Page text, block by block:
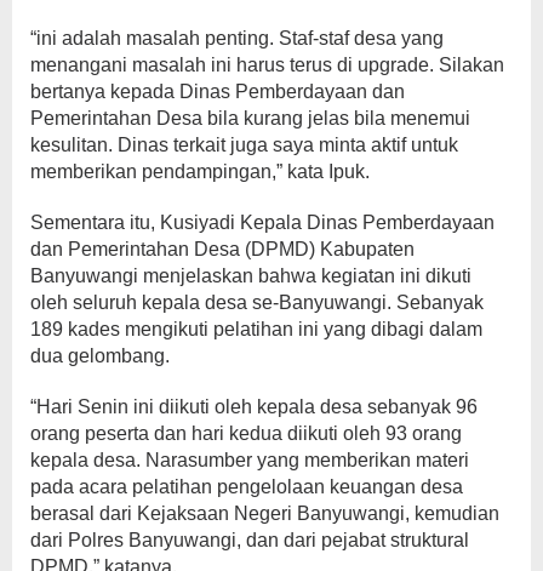
“ini adalah masalah penting. Staf-staf desa yang
menangani masalah ini harus terus di upgrade. Silakan
bertanya kepada Dinas Pemberdayaan dan
Pemerintahan Desa bila kurang jelas bila menemui
kesulitan. Dinas terkait juga saya minta aktif untuk
memberikan pendampingan,” kata Ipuk.
Sementara itu, Kusiyadi Kepala Dinas Pemberdayaan
dan Pemerintahan Desa (DPMD) Kabupaten
Banyuwangi menjelaskan bahwa kegiatan ini dikuti
oleh seluruh kepala desa se-Banyuwangi. Sebanyak
189 kades mengikuti pelatihan ini yang dibagi dalam
dua gelombang.
“Hari Senin ini diikuti oleh kepala desa sebanyak 96
orang peserta dan hari kedua diikuti oleh 93 orang
kepala desa. Narasumber yang memberikan materi
pada acara pelatihan pengelolaan keuangan desa
berasal dari Kejaksaan Negeri Banyuwangi, kemudian
dari Polres Banyuwangi, dan dari pejabat struktural